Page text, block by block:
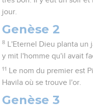
jour.
Genèse 2
8
L'Eternel Dieu planta
y mit l'homme qu'il avait
11
Le nom du premier est
Havila où se trouve l'or.
Genèse 3